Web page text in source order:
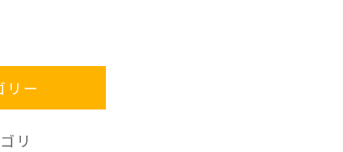
リー
リ